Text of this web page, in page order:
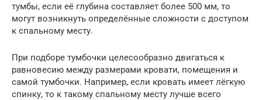
тумбы, если её глубина составляет более 500 мм, то
могут возникнуть определённые сложности с доступом
к спальному месту.
При подборе тумбочки целесообразно двигаться к
равновесию между размерами кровати, помещения и
самой тумбочки. Например, если кровать имеет лёгкую
спинку, то к такому спальному месту лучше всего